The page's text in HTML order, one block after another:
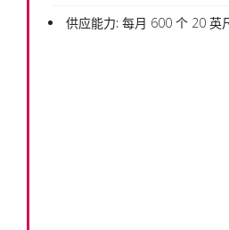
供应能力: 每月 600 个 20 英